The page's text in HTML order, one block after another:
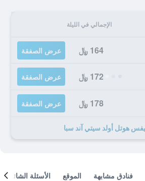
الإجمالي في الليلة
164 ﷼ عرض الصفقة
172 ﷼ عرض الصفقة
178 ﷼ عرض الصفقة
فنادق مشابهة الموقع الأسئلة الشائعة